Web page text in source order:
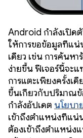
Android กำลังเปิดตั
ให้การขอข้อมูลที่แน่
เดียว เช่น การค้นห
ง่ายขึ้น ฟีเจอร์นี้จะ
การแตะเพียงครั้งเ
ขึ้นเกี่ยวกับปริมาณข้
กำลังอัปเดต นโยบา
เข้าถึงตำแหน่งที่แน่
ต้องเข้าถึงตำแหน่ง